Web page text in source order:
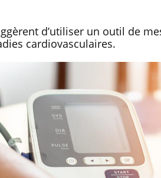
d’utiliser un outil de
cardiovasculaires.
VIH : la fin du comprimé
tous les jours se profile-t-